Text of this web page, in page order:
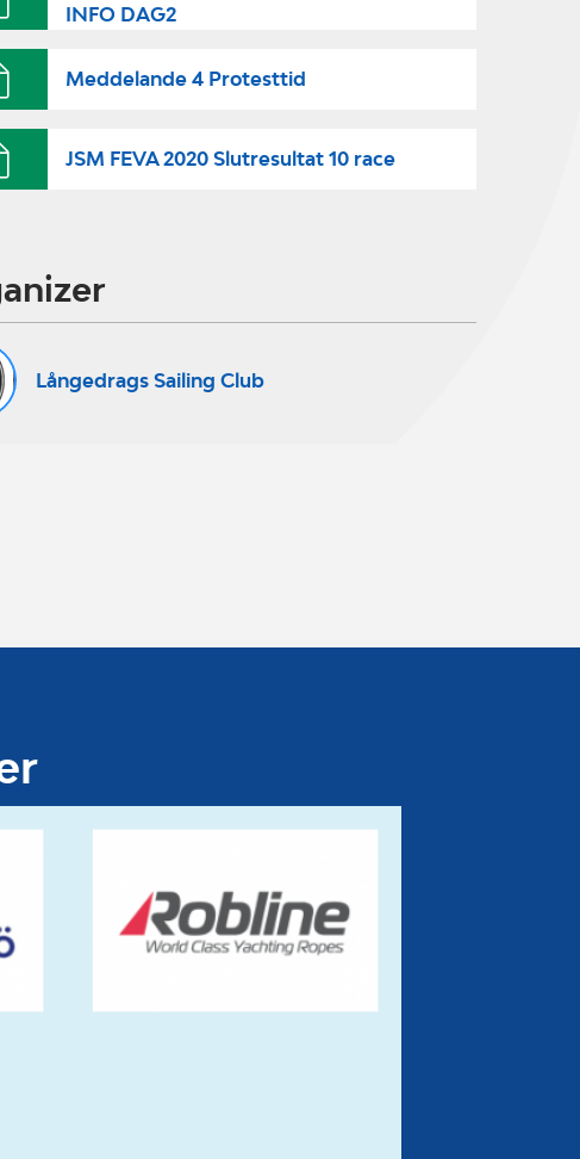
INFO DAG2
Meddelande 4 Protesttid
JSM FEVA 2020 Slutresultat 10 race
Långedrags Sailing Club